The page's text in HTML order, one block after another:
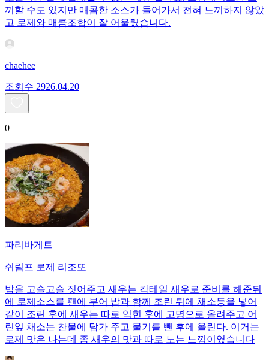
끼할 수도 있지만 매콤한 소스가 들어가서 전혀 느끼하지 않았
고 로제와 매콤조합이 잘 어울렸습니다.
chaehee
조회수 2926.04.20
0
파리바게트
쉬림프 로제 리조또
밥을 고슬고슬 짓어주고 새우는 칵테일 새우로 준비를 해준뒤
에 로제소스를 팬에 부어 밥과 함께 조린 뒤에 채소등을 넣어
같이 조린 후에 새우는 따로 익힌 후에 고명으로 올려주고 어
린잎 채소는 찬물에 담가 주고 물기를 뺀 후에 올린다. 이거는
로제 맛은 나는데 좀 새우의 맛과 따로 노는 느낌이였습니다